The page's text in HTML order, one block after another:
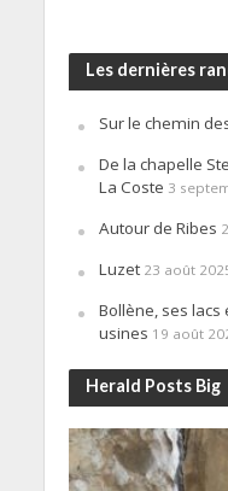
Les dernières
Sur le chemin
De la chapelle
La Coste 3
Autour de Ribes
Luzet 23 août
Bollène, ses
usines 19 août
Herald Posts Big